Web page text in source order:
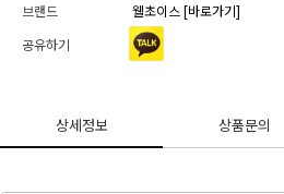
브랜드
웰초이스 [바로가기]
공유하기
상세정보 상품문의